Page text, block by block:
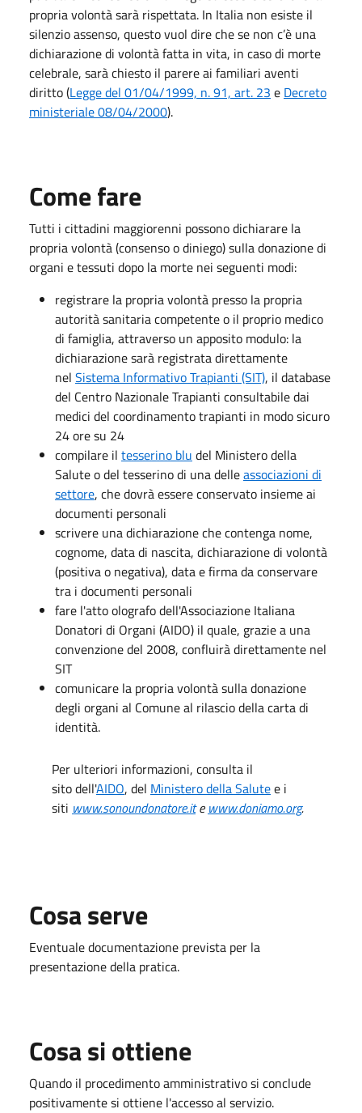
propria volontà sarà rispettata. In Italia non esiste il
silenzio assenso, questo vuol dire che se non c’è una
dichiarazione di volontà fatta in vita, in caso di morte
celebrale, sarà chiesto il parereai familiari aventi
diritto (Legge del 01/04/1999, n. 91, art. 23 e Decreto
ministeriale 08/04/2000).
Come fare
Tutti i cittadini maggiorenni possono dichiarare la
propria volontà (consenso o diniego) sulla donazione di
organi e tessuti dopo la morte nei seguenti modi:
registrare la propria volontà presso la propria
autorità sanitaria competente o il proprio medico
di famiglia, attraverso un apposito modulo: la
dichiarazione sarà registrata direttamente
nel Sistema Informativo Trapianti (SIT), il database
del Centro Nazionale Trapianti consultabile dai
medici del coordinamento trapianti in modo sicuro
24 ore su 24
compilare il tesserino blu del Ministero della
Salute o del tesserino di una delleassociazioni di
settore, che dovrà essere conservato insieme ai
documenti personali
scrivere una dichiarazione che contenga nome,
cognome, data di nascita, dichiarazione di volontà
(positiva o negativa), data e firma da conservare
tra i documenti personali
fare l'atto olografo dell'Associazione Italiana
Donatori di Organi (AIDO) il quale, grazie a una
convenzione del 2008, confluirà direttamente nel
SIT
comunicare la propria volontà sulla donazione
degli organi al Comune al rilascio della carta di
identità.
Per ulteriori informazioni, consulta il
sito dell'AIDO, del Ministero della Salutee i
siti www.sonoundonatore.ite www.doniamo.org.
Cosa serve
Eventuale documentazione prevista per la
presentazione della pratica.
Cosa si ottiene
Quando il procedimento amministrativo si conclude
positivamente si ottiene l'accesso al servizio.